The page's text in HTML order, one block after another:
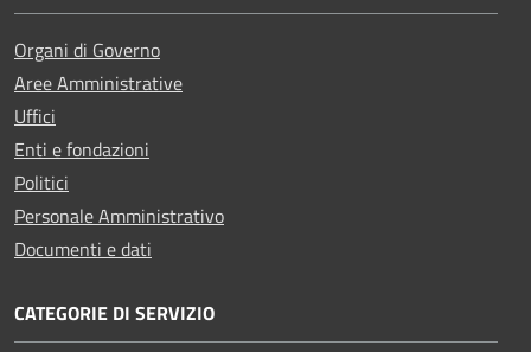
Organi di Governo
Aree Amministrative
Uffici
Enti e fondazioni
Politici
Personale Amministrativo
Documenti e dati
CATEGORIE DI SERVIZIO